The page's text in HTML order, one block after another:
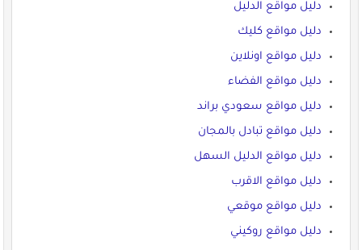
دليل مواقع الدليل
دليل مواقع كليك
دليل مواقع اونلاين
دليل مواقع الفضاء
دليل مواقع سعودي براند
دليل مواقع تبادل بالمجان
دليل مواقع الدليل السهل
دليل مواقع الاقرب
دليل مواقع موقعي
دليل مواقع روكيني